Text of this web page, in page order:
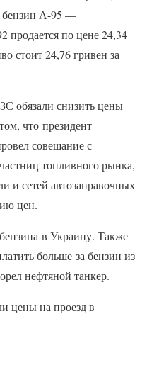
бензин А-95 —
продается по цене 24,34
стоит 24,76 гривен за
обязали снизить цены
что президент
совещание с
топливного рынка,
и сетей автозаправочных
цен.
в Украину. Также
больше за бензин из
нефтяной танкер.
цены на проезд в